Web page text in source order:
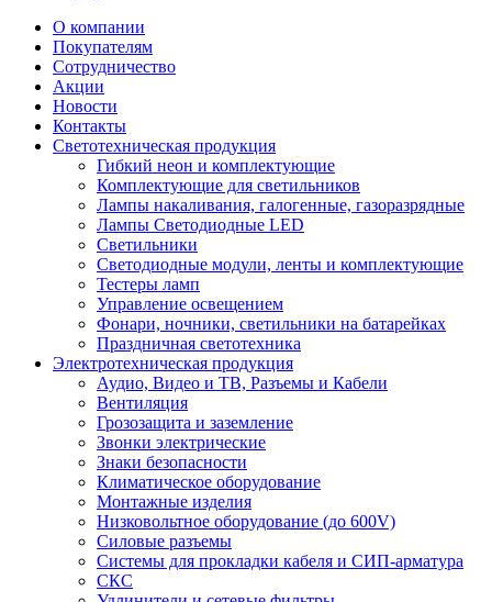
О компании
Покупателям
Сотрудничество
Акции
Новости
Контакты
Светотехническая продукция
Гибкий неон и комплектующие
Комплектующие для светильников
Лампы накаливания, галогенные, газоразрядные
Лампы Светодиодные LED
Светильники
Светодиодные модули, ленты и комплектующие
Тестеры ламп
Управление освещением
Фонари, ночники, светильники на батарейках
Праздничная светотехника
Электротехническая продукция
Аудио, Видео и ТВ, Разъемы и Кабели
Вентиляция
Грозозащита и заземление
Звонки электрические
Знаки безопасности
Климатическое оборудование
Монтажные изделия
Низковольтное оборудование (до 600V)
Силовые разъемы
Системы для прокладки кабеля и СИП-арматура
СКС